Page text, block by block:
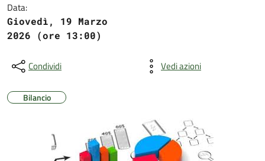
Data:
Giovedì, 19 Marzo
2026 (ore 13:00)
Condividi Vedi azioni
Bilancio